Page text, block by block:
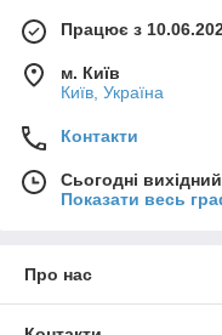
Працює з
м. Київ
Київ, Україна
Контакти
Сьогодні вихідний
Показати весь
Про нас